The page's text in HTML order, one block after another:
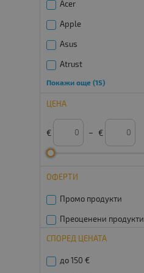
Acer
Apple
Asus
Atrust
Computime
Dell
Fujitsu
IEI
Intel
JAR Computers
Lenovo
Покажи още (15)
ЦЕНА
€ – €
ОФЕРТИ
Промо продукти
Преоценени продукти
СПОРЕД ЦЕНАТА
до 150 €